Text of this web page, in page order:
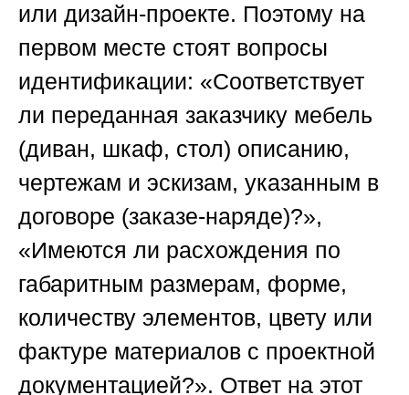
или дизайн-проекте. Поэтому на
первом месте стоят вопросы
идентификации: «Соответствует
ли переданная заказчику мебель
(диван, шкаф, стол) описанию,
чертежам и эскизам, указанным в
договоре (заказе-наряде)?»,
«Имеются ли расхождения по
габаритным размерам, форме,
количеству элементов, цвету или
фактуре материалов с проектной
документацией?». Ответ на этот